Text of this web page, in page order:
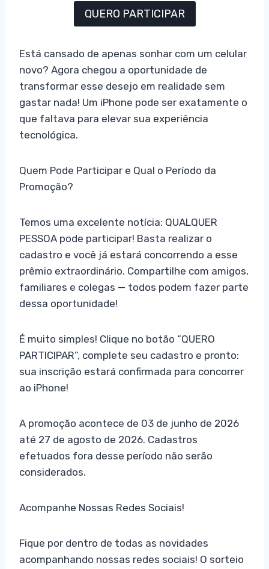
QUERO PARTICIPAR
Está cansado de apenas sonhar com um celular
novo? Agora chegou a oportunidade de
transformar esse desejo em realidade sem
gastar nada! Um iPhone pode ser exatamente o
que faltava para elevar sua experiência
tecnológica.
Quem Pode Participar e Qual o Período da
Promoção?
Temos uma excelente notícia: QUALQUER
PESSOA pode participar! Basta realizar o
cadastro e você já estará concorrendo a esse
prêmio extraordinário. Compartilhe com amigos,
familiares e colegas — todos podem fazer parte
dessa oportunidade!
É muito simples! Clique no botão “QUERO
PARTICIPAR”, complete seu cadastro e pronto:
sua inscrição estará confirmada para concorrer
ao iPhone!
A promoção acontece de 03 de junho de 2026
até 27 de agosto de 2026. Cadastros
efetuados fora desse período não serão
considerados.
Acompanhe Nossas Redes Sociais!
Fique por dentro de todas as novidades
acompanhando nossas redes sociais! O sorteio